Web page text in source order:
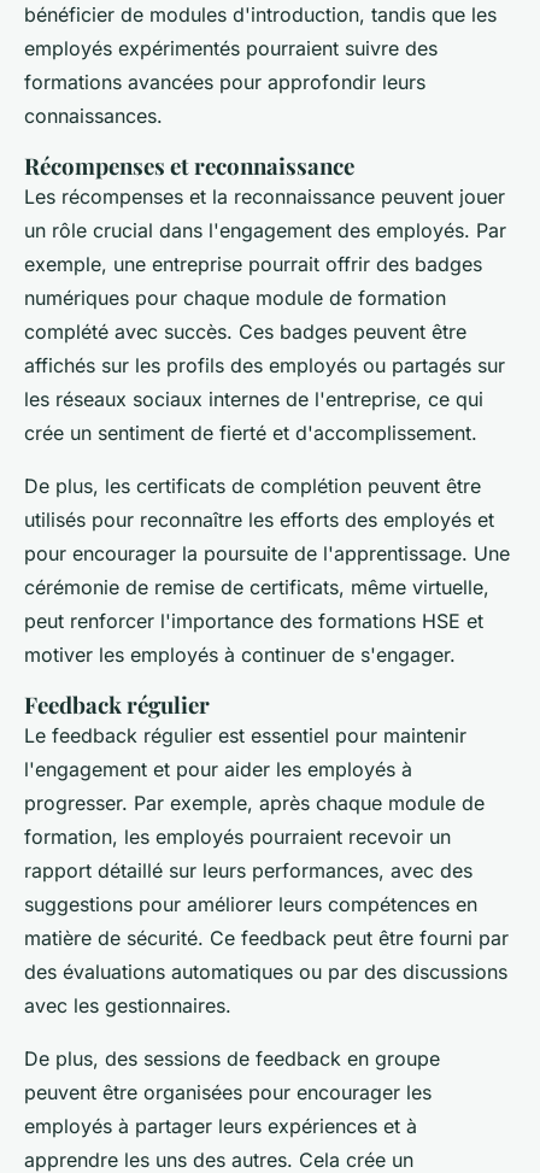
bénéficier de modules d'introduction, tandis que les
employés expérimentés pourraient suivre des
formations avancées pour approfondir leurs
connaissances.
Récompenses et reconnaissance
Les récompenses et la reconnaissance peuvent jouer
un rôle crucial dans l'engagement des employés. Par
exemple, une entreprise pourrait offrir des badges
numériques pour chaque module de formation
complété avec succès. Ces badges peuvent être
affichés sur les profils des employés ou partagés sur
les réseaux sociaux internes de l'entreprise, ce qui
crée un sentiment de fierté et d'accomplissement.
De plus, les certificats de complétion peuvent être
utilisés pour reconnaître les efforts des employés et
pour encourager la poursuite de l'apprentissage. Une
cérémonie de remise de certificats, même virtuelle,
peut renforcer l'importance des formations HSE et
motiver les employés à continuer de s'engager.
Feedback régulier
Le feedback régulier est essentiel pour maintenir
l'engagement et pour aider les employés à
progresser. Par exemple, après chaque module de
formation, les employés pourraient recevoir un
rapport détaillé sur leurs performances, avec des
suggestions pour améliorer leurs compétences en
matière de sécurité. Ce feedback peut être fourni par
des évaluations automatiques ou par des discussions
avec les gestionnaires.
De plus, des sessions de feedback en groupe
peuvent être organisées pour encourager les
employés à partager leurs expériences et à
apprendre les uns des autres. Cela crée un